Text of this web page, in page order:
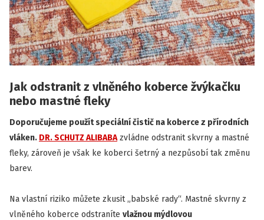
Jak odstranit z vlněného koberce žvýkačku
nebo mastné fleky
Doporučujeme použít speciální čistič na koberce z přírodních
vláken. DR. SCHUTZ ALIBABAzvládne odstranit skvrny a mastné
fleky, zároveň je však ke koberci šetrný a nezpůsobí tak změnu
barev.
Na vlastní riziko můžete zkusit „babské rady“. Mastné skvrny z
vlněného koberce odstraníte vlažnou mýdlovou